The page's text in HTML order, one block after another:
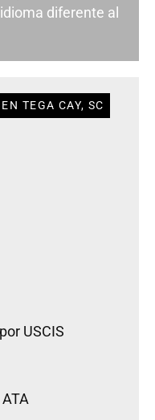
diferente al
TEGA CAY, SC
USCIS